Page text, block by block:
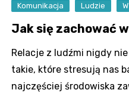
Komunikacja Ludzie
Jak się zachować
Relacje z ludźmi nigdy
takie, które stresują nas
najczęściej środowiska